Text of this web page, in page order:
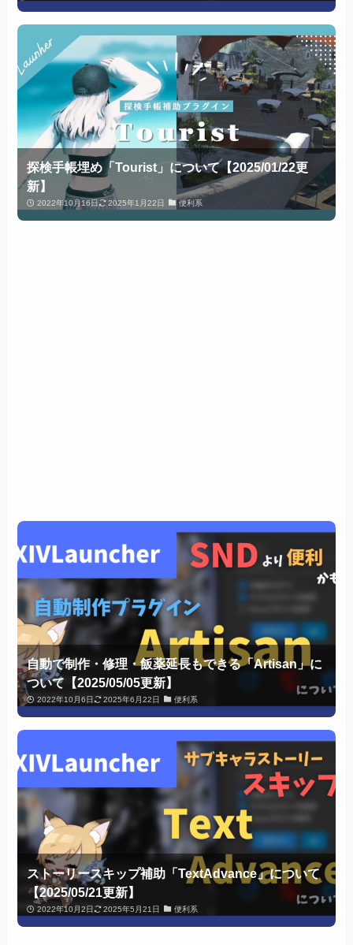
探検手帳埋め「Tourist」について【2025/01/22更
新】
2022年10月16日 2025年1月22日 便利系
自動で制作・修理・飯薬延長もできる「Artisan」に
ついて【2025/05/05更新】
2022年10月6日 2025年6月22日 便利系
ストーリースキップ補助「TextAdvance」について
【2025/05/21更新】
2022年10月2日 2025年5月21日 便利系